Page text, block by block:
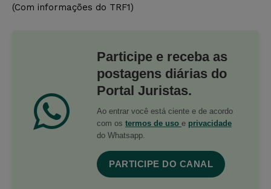
(Com informações do TRF1)
Participe e receba as
postagens diárias do
Portal Juristas.
Ao entrar você está ciente e de acordo
com os termos de uso e privacidade
do Whatsapp.
PARTICIPE DO CANAL